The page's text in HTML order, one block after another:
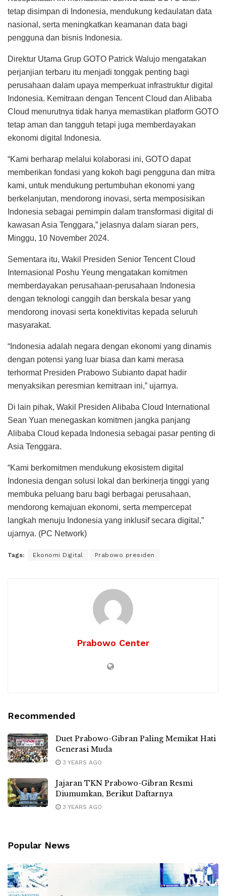
tetap disimpan di Indonesia, mendukung kedaulatan data
nasional, serta meningkatkan keamanan data bagi
pengguna dan bisnis Indonesia.
Direktur Utama Grup GOTO Patrick Walujo mengatakan
perjanjian terbaru itu menjadi tonggak penting bagi
perusahaan dalam upaya memperkuat infrastruktur digital
Indonesia. Kemitraan dengan Tencent Cloud dan Alibaba
Cloud menurutnya tidak hanya memastikan platform GOTO
tetap aman dan tangguh tetapi juga memberdayakan
ekonomi digital Indonesia.
“Kami berharap melalui kolaborasi ini, GOTO dapat
memberikan fondasi yang kokoh bagi pengguna dan mitra
kami, untuk mendukung pertumbuhan ekonomi yang
berkelanjutan, mendorong inovasi, serta memposisikan
Indonesia sebagai pemimpin dalam transformasi digital di
kawasan Asia Tenggara,” jelasnya dalam siaran pers,
Minggu, 10 November 2024.
Sementara itu, Wakil Presiden Senior Tencent Cloud
Internasional Poshu Yeung mengatakan komitmen
memberdayakan perusahaan-perusahaan Indonesia
dengan teknologi canggih dan berskala besar yang
mendorong inovasi serta konektivitas kepada seluruh
masyarakat.
“Indonesia adalah negara dengan ekonomi yang dinamis
dengan potensi yang luar biasa dan kami merasa
terhormat Presiden Prabowo Subianto dapat hadir
menyaksikan peresmian kemitraan ini,” ujarnya.
Di lain pihak, Wakil Presiden Alibaba Cloud International
Sean Yuan menegaskan komitmen jangka panjang
Alibaba Cloud kepada Indonesia sebagai pasar penting di
Asia Tenggara.
“Kami berkomitmen mendukung ekosistem digital
Indonesia dengan solusi lokal dan berkinerja tinggi yang
membuka peluang baru bagi berbagai perusahaan,
mendorong kemajuan ekonomi, serta mempercepat
langkah menuju Indonesia yang inklusif secara digital,”
ujarnya. (PC Network)
Tags: Ekonomi Digital Prabowo presiden
Prabowo Center
Recommended
Duet Prabowo-Gibran Paling Memikat Hati
Generasi Muda
3 YEARS AGO
Jajaran TKN Prabowo-Gibran Resmi
Diumumkan, Berikut Daftarnya
3 YEARS AGO
Popular News